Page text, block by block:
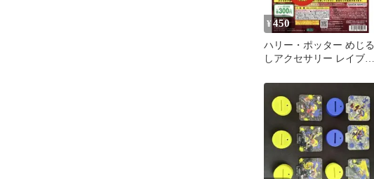
¥450
ハリー・ポッター めじる
しアクセサリー レイブン